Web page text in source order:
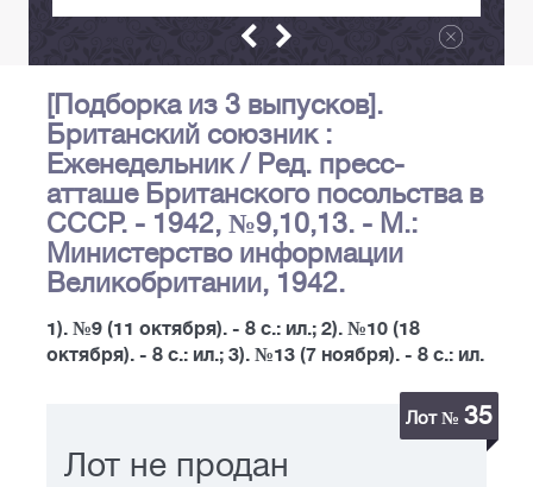
[Подборка из 3 выпусков].
Британский союзник :
Еженедельник / Ред. пресс-
атташе Британского посольства в
СССР. - 1942, №9,10,13. - М.:
Министерство информации
Великобритании, 1942.
1). №9 (11 октября). - 8 с.: ил.; 2). №10 (18
октября). - 8 с.: ил.; 3). №13 (7 ноября). - 8 с.: ил.
Лот № 35
Лот не продан